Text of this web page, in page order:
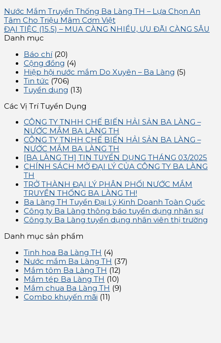
Nước Mắm Truyền Thống Ba Làng TH – Lựa Chọn An
Tâm Cho Triệu Mâm Cơm Việt
ĐẠI TIỆC (15.5) – MUA CÀNG NHIỀU, ƯU ĐÃI CÀNG SÂU
Danh mục
Báo chí(20)
Cộng đồng (4)
Hiệp hội nước mắm Do Xuyên – Ba Làng (5)
Tin tức (706)
Tuyển dụng (13)
Các Vị Trí Tuyển Dụng
CÔNG TY TNHH CHẾ BIẾN HẢI SẢN BA LÀNG –
NƯỚC MẮM BA LÀNG TH
CÔNG TY TNHH CHẾ BIẾN HẢI SẢN BA LÀNG –
NƯỚC MẮM BA LÀNG TH
[BA LÀNG TH] TIN TUYỂN DỤNG THÁNG 03/2025
CHÍNH SÁCH MỞ ĐẠI LÝ CỦA CÔNG TY BA LÀNG
TH
TRỞ THÀNH ĐẠI LÝ PHÂN PHỐI NƯỚC MẮM
TRUYỀN THỐNG BA LÀNG TH!
Ba Làng TH Tuyển Đại Lý Kinh Doanh Toàn Quốc
Công ty Ba Làng thông báo tuyển dụng nhân sự
Công ty Ba Làng tuyển dụng nhân viên thị trường
Danh mục sản phẩm
Tinh hoa Ba Làng TH (4)
Nước mắm Ba Làng TH (37)
Mắm tôm Ba Làng TH (12)
Mắm tép Ba Làng TH (10)
Mắm chua Ba Làng TH (9)
Combo khuyến mãi (11)